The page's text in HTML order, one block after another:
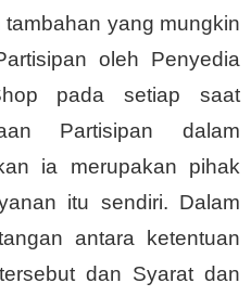
yang mungkin
oleh Penyedia
pada setiap saat
Partisipan dalam
ia merupakan pihak
itu sendiri. Dalam
antara ketentuan
dan Syarat dan